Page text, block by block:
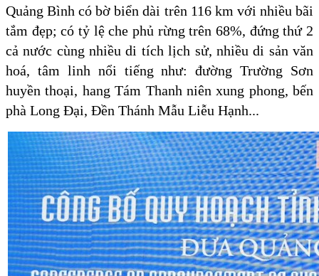
Quảng Bình có bờ biển dài trên 116 km với nhiều bãi
tắm đẹp; có tỷ lệ che phủ rừng trên 68%, đứng thứ 2
cả nước cùng nhiều di tích lịch sử, nhiều di sản văn
hoá, tâm linh nổi tiếng như: đường Trường Sơn
huyền thoại, hang Tám Thanh niên xung phong, bến
phà Long Đại, Đền Thánh Mẫu Liễu Hạnh...